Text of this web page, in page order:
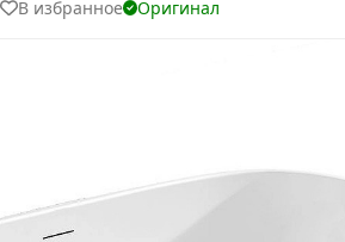
В избранное Оригинал